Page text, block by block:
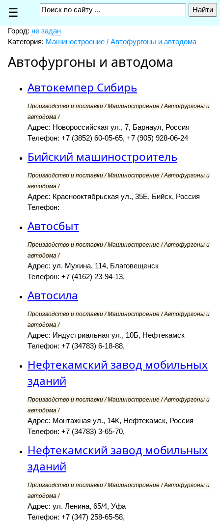
☰
Город: не задан
Категория: Машиностроение / Автофургоны и автодома
Автофургоны и автодома
Автокемпер Сибирь
Производство и поставки / Машиностроение / Автофургоны и
автодома /
Адрес: Новороссийская ул., 7, Барнаул, Россия
Телефон: +7 (3852) 60-05-65, +7 (905) 928-06-24
Бийский машиностроитель
Производство и поставки / Машиностроение / Автофургоны и
автодома /
Адрес: Краснооктябрьская ул., 35Е, Бийск, Россия
Телефон:
Автосбыт
Производство и поставки / Машиностроение / Автофургоны и
автодома /
Адрес: ул. Мухина, 114, Благовещенск
Телефон: +7 (4162) 23-94-13,
Автосила
Производство и поставки / Машиностроение / Автофургоны и
автодома /
Адрес: Индустриальная ул., 10Б, Нефтекамск
Телефон: +7 (34783) 6-18-88,
Нефтекамский завод мобильных
зданий
Производство и поставки / Машиностроение / Автофургоны и
автодома /
Адрес: Монтажная ул., 14К, Нефтекамск, Россия
Телефон: +7 (34783) 3-65-70,
Нефтекамский завод мобильных
зданий
Производство и поставки / Машиностроение / Автофургоны и
автодома /
Адрес: ул. Ленина, 65/4, Уфа
Телефон: +7 (347) 258-65-58,